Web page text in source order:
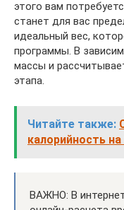
этого вам
станет для вас
идеальный вес,
программы. В
массы и
этапа.
Читайте также:
калорийность
ВАЖНО: В